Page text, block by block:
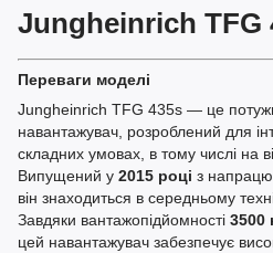
Jungheinrich TFG
Переваги моделі
Jungheinrich TFG 435s — це
навантажувач, розроблений для
складних умовах, в тому числі на
Випущений у 2015 році з
він знаходиться в середньому
Завдяки вантажопідйомності 3500
цей навантажувач забезпечує